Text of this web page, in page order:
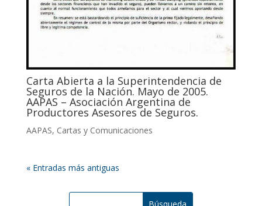
Carta Abierta a la Superintendencia de
Seguros de la Nación. Mayo de 2005.
AAPAS – Asociación Argentina de
Productores Asesores de Seguros.
AAPAS, Cartas y Comunicaciones
« Entradas más antiguas